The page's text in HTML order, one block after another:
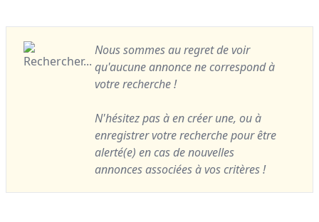
Nous sommes au regret de voir
qu'aucune annonce ne correspond à
votre recherche !
N'hésitez pas à en créer une, ou à
enregistrer votre recherche pour être
alerté(e) en cas de nouvelles
annonces associées à vos critères !